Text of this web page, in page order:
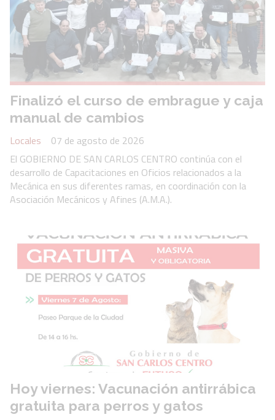
Finalizó el curso de embrague y caja
manual de cambios
Locales
07 de agosto de 2026
El GOBIERNO DE SAN CARLOS CENTRO continúa con el
desarrollo de Capacitaciones en Oficios relacionados a la
Mecánica en sus diferentes ramas, en coordinación con la
Asociación Mecánicos y Afines (A.M.A.).
Hoy viernes: Vacunación antirrábica
gratuita para perros y gatos